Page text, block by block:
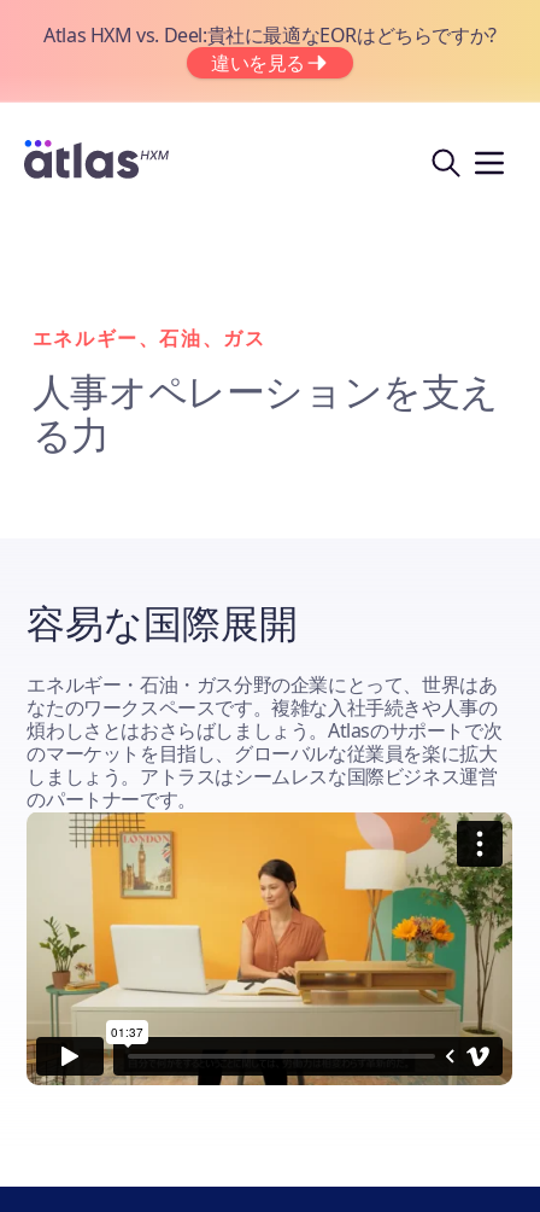
Atlas HXM vs. Deel:貴社に最適なEORはどちらですか?
違いを見る
エネルギー、石油、ガス
人事オペレーションを支え
る力
容易な国際展開
エネルギー・石油・ガス分野の企業にとって、世界はあ
なたのワークスペースです。複雑な入社手続きや人事の
煩わしさとはおさらばしましょう。Atlasのサポートで次
のマーケットを目指し、グローバルな従業員を楽に拡大
しましょう。アトラスはシームレスな国際ビジネス運営
のパートナーです。